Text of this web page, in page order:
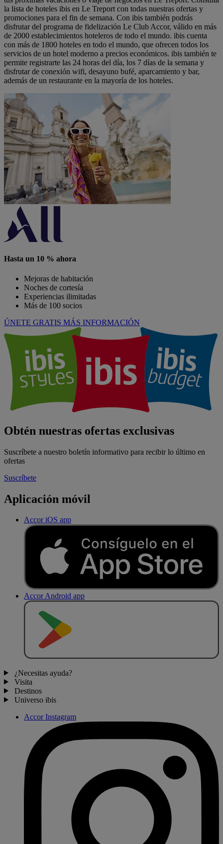
la lista de hoteles ibis en Le Treport con todas nuestras ofertas y
promociones para el fin de semana. Con ibis también podrás
disfrutar del programa de fidelización Le Club Accor, válido en más
de 2000 establecimientos hoteleros de todo el mundo. ibis cuenta
con más de 1800 hoteles en todo el mundo, que ofrecen todos los
servicios de un hotel moderno a precios económicos. ibis también te
permite registrarte las 24 horas del día, los 7 días de la semana y
disfrutar de conexión wifi, desayuno bufé, aparcamiento y bar,
además de un restaurante en la mayoría de los hoteles.
Hasta un 10 % ahora
Mejoras de habitación
Noches de cortesía
Experiencias ilimitadas
Más de 100 socios
ÚNETE GRATIS MÁS INFORMACIÓN
Obtén nuestras ofertas exclusivas
Suscríbete a nuestro boletín informativo para recibir lo último en
ofertas
Suscríbete
Aplicación móvil
Accor iOS app
Accor Android app
¿Necesitas ayuda?
Visita
Destinos
Universo ibis
Accor Instagram